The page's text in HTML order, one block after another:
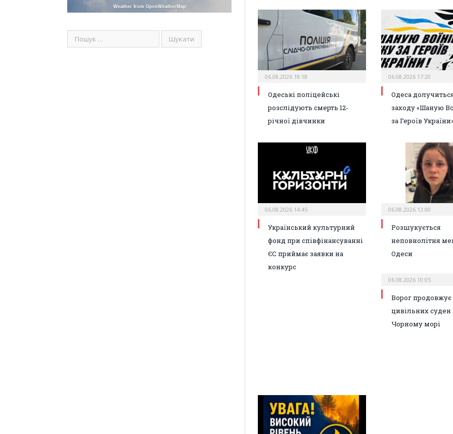
Weather from OpenWeatherMap
06.08.2026 18:18
Одеські поліцейські
розслідують смерть 12-
річної дівчинки
06.08.2026 17:20
Одеса
заходу «Шаную
за Героїв
06.08.2026 14:45
Український культурний
фонд при співфінансуванні
ЄС приймає заявки на
конкурс
06.08.2026 13:00
Розшукується
неповнолітня
Одеси
06.08.2026 10:05
Ворог продовжує
цивільних суден
Чорному морі